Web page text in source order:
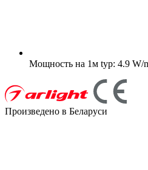
Мощность на 1м typ: 4.9 W/
Произведено в Беларуси